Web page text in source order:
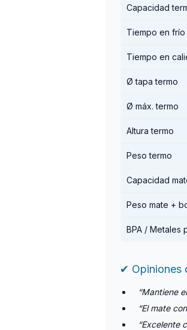
Capacidad
Tiempo en frío
Tiempo en
Ø tapa termo
Ø máx. termo
Altura termo
Peso termo
Capacidad
Peso mate +
BPA / Metales
✔ Opiniones
“Mantiene
“El mate
“Excelente